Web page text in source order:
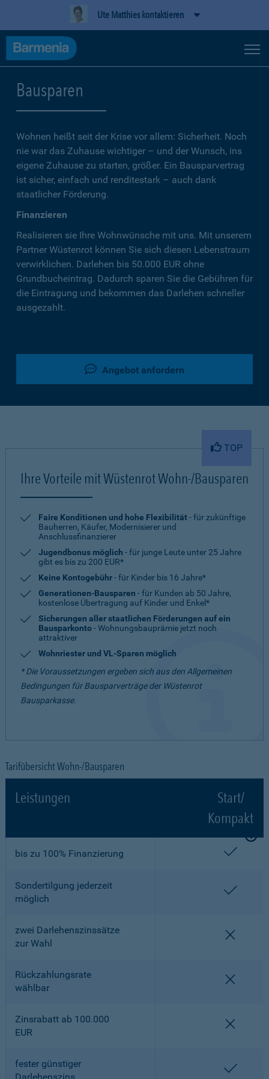
Ute Matthies kontaktieren
Bausparen
Wohnen heißt seit der Krise vor allem: Sicherheit. Noch
nie war das Zuhause wichtiger – und der Wunsch, ins
eigene Zuhause zu starten, größer. Ein Bausparvertrag
ist sicher, einfach und renditestark – auch dank
staatlicher Förderung.
Finanzieren
Realisieren sie Ihre Wohnwünsche mit uns. Mit unserem
Partner Wüstenrot können Sie sich diesen Lebenstraum
verwirklichen. Darlehen bis 50.000 EUR ohne
Grundbucheintrag. Dadurch sparen Sie die Gebühren für
die Eintragung und bekommen das Darlehen schneller
ausgezahlt.
Angebot anfordern
TOP
Ihre Vorteile mit Wüstenrot Wohn-/Bausparen
Faire Konditionen und hohe Flexibilität- für zukünftige
Bauherren, Käufer, Modernisierer und
Anschlussfinanzierer
Jugendbonus möglich - für junge Leute unter 25 Jahre
gibt es bis zu 200 EUR*
Keine Kontogebühr- für Kinder bis 16 Jahre*
Generationen-Bausparen - für Kunden ab 50 Jahre,
kostenlose Übertragung auf Kinder und Enkel*
Sicherungen aller staatlichen Förderungen auf ein
Bausparkonto- Wohnungsbauprämie jetzt noch
attraktiver
Wohnriester und VL-Sparen möglich
* Die Voraussetzungen ergeben sich aus den Allgemeinen
Bedingungen für Bausparverträge der Wüstenrot
Bausparkasse.
Tarifübersicht Wohn-/Bausparen
Leistungen
Start/
Kompakt
bis zu 100% Finanzierung
Sondertilgung jederzeit
möglich
zwei Darlehenszinssätze
zur Wahl
Rückzahlungsrate
wählbar
Zinsrabatt ab 100.000
EUR
fester günstiger